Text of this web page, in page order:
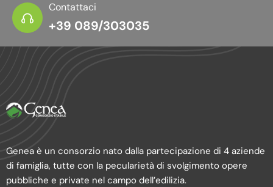
Contattaci
+39 089/303035
Genea è un consorzio nato dalla partecipazione di 4 aziende
di famiglia, tutte con la pecularietà di svolgimento opere
pubbliche e private nel campo dell’edilizia.